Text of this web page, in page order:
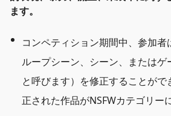
ます。
コンペティション期間中、参加
ループシーン、シーン、またはゲ
と呼びます）を修正することが
正された作品がNSFWカテゴリー